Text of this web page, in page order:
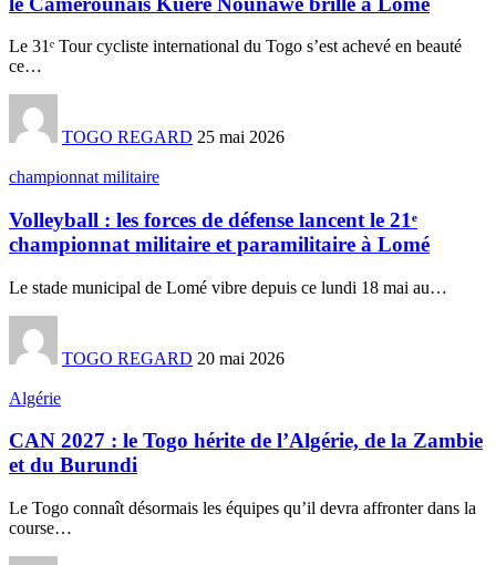
Le 31ᵉ Tour cycliste international du Togo s’est achevé en beauté
ce…
TOGO REGARD 25 mai 2026
championnat militaire
Volleyball : les forces de défense lancent le 21ᵉ
championnat militaire et paramilitaire à Lomé
Le stade municipal de Lomé vibre depuis ce lundi 18 mai au…
TOGO REGARD 20 mai 2026
Algérie
CAN 2027 : le Togo hérite de l’Algérie, de la Zambie
et du Burundi
Le Togo connaît désormais les équipes qu’il devra affronter dans la
course…